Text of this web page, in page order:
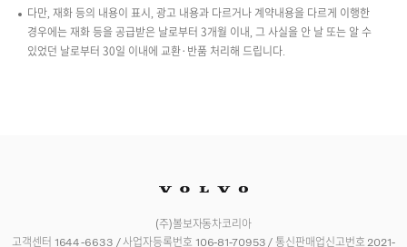
다만, 재화 등의 내용이 표시, 광고 내용과 다르거나 계약내용을 다르게 이행한
경우에는 재화 등을 공급받은 날로부터 3개월 이내, 그 사실을 안 날 또는 알 수
있었던 날로부터 30일 이내에 교환·반품 처리해 드립니다.
(주)볼보자동차코리아
고객센터 1644-6633 / 사업자등록번호 106-81-70953 / 통신판매업신고번호 2021-